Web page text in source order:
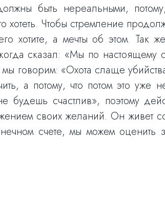
быть нереальными,
хотеть. Чтобы стремление
хотите, а мечты об этом. Так
сказал: «Мы по настоящему
говорим: «Охота слаще
а потому, что потом это уже
счастлив», поэтому
своих желаний. Он живет
счете, мы можем оценить